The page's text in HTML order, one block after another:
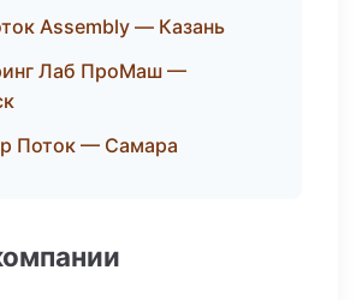
Assembly — Казань
Лаб ПроМаш —
Поток — Самара